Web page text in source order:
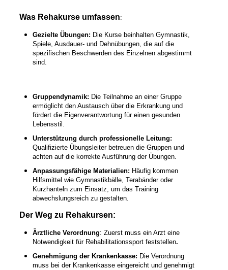
Was Rehakurse umfassen:
Gezielte Übungen: Die Kurse beinhalten Gymnastik,
Spiele, Ausdauer- und Dehnübungen, die auf die
spezifischen Beschwerden des Einzelnen abgestimmt
sind.
Gruppendynamik: Die Teilnahme an einer Gruppe
ermöglicht den Austausch über die Erkrankung und
fördert die Eigenverantwortung für einen gesunden
Lebensstil.
Unterstützung durch professionelle Leitung:
Qualifizierte Übungsleiter betreuen die Gruppen und
achten auf die korrekte Ausführung der Übungen.
Anpassungsfähige Materialien: Häufig kommen
Hilfsmittel wie Gymnastikbälle, Terabänder oder
Kurzhanteln zum Einsatz, um das Training
abwechslungsreich zu gestalten.
Der Weg zu Rehakursen:
Ärztliche Verordnung: Zuerst muss ein Arzt eine
Notwendigkeit für Rehabilitationssport feststellen.
Genehmigung der Krankenkasse: Die Verordnung
muss bei der Krankenkasse eingereicht und genehmigt